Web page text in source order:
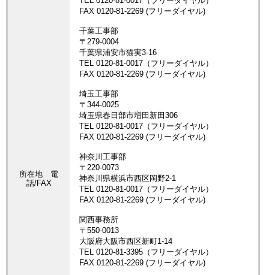
所在地 電
話/FAX